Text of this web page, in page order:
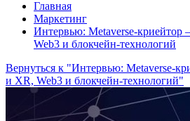
Главная
Маркетинг
Интервью: Metaverse-криейтор
Web3 и блокчейн-технологий
Вернуться к "Интервью: Metaverse-
и XR, Web3 и блокчейн-технологий"